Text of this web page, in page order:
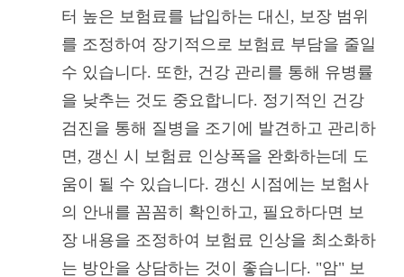
터 높은 보험료를 납입하는 대신, 보장 범위
를 조정하여 장기적으로 보험료 부담을 줄일
수 있습니다. 또한, 건강 관리를 통해 유병률
을 낮추는 것도 중요합니다. 정기적인 건강
검진을 통해 질병을 조기에 발견하고 관리하
면, 갱신 시 보험료 인상폭을 완화하는데 도
움이 될 수 있습니다. 갱신 시점에는 보험사
의 안내를 꼼꼼히 확인하고, 필요하다면 보
장 내용을 조정하여 보험료 인상을 최소화하
는 방안을 상담하는 것이 좋습니다. "암" 보